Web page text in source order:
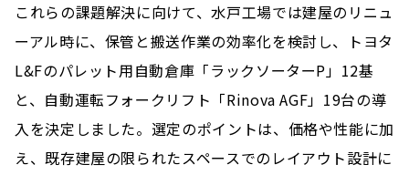
これらの課題解決に向けて、水戸工場では建屋のリニュ
ーアル時に、保管と搬送作業の効率化を検討し、トヨタ
L&Fのパレット用自動倉庫「ラックソーターP」12基
と、自動運転フォークリフト「Rinova AGF」19台の導
入を決定しました。選定のポイントは、価格や性能に加
え、既存建屋の限られたスペースでのレイアウト設計に